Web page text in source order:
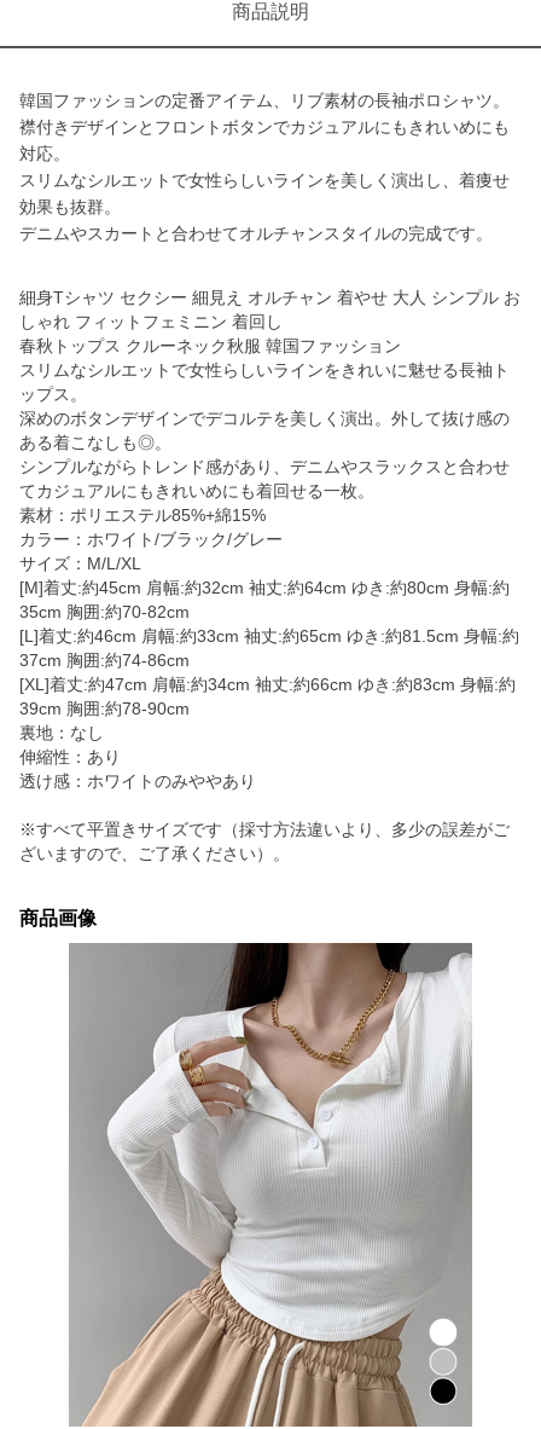
商品説明
韓国ファッションの定番アイテム、リブ素材の長袖ポロシャツ。
襟付きデザインとフロントボタンでカジュアルにもきれいめにも
対応。
スリムなシルエットで女性らしいラインを美しく演出し、着痩せ
効果も抜群。
デニムやスカートと合わせてオルチャンスタイルの完成です。
細身Tシャツ セクシー 細見え オルチャン 着やせ 大人 シンプル お
しゃれ フィットフェミニン 着回し
春秋トップス クルーネック秋服 韓国ファッション
スリムなシルエットで女性らしいラインをきれいに魅せる長袖ト
ップス。
深めのボタンデザインでデコルテを美しく演出。外して抜け感の
ある着こなしも◎。
シンプルながらトレンド感があり、デニムやスラックスと合わせ
てカジュアルにもきれいめにも着回せる一枚。
素材：ポリエステル85%+綿15%
カラー：ホワイト/ブラック/グレー
サイズ：M/L/XL
[M]着丈:約45cm 肩幅:約32cm 袖丈:約64cm ゆき:約80cm 身幅:約
35cm 胸囲:約70-82cm
[L]着丈:約46cm 肩幅:約33cm 袖丈:約65cm ゆき:約81.5cm 身幅:約
37cm 胸囲:約74-86cm
[XL]着丈:約47cm 肩幅:約34cm 袖丈:約66cm ゆき:約83cm 身幅:約
39cm 胸囲:約78-90cm
裏地：なし
伸縮性：あり
透け感：ホワイトのみややあり
※すべて平置きサイズです（採寸方法違いより、多少の誤差がご
ざいますので、ご了承ください）。
商品画像